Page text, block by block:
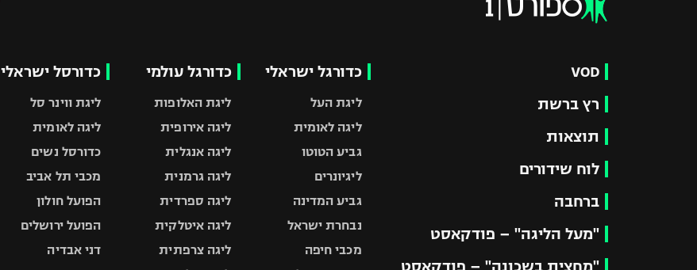
VOD
רץ ברשת
תוצאות
לוח שידורים
ברחבה
"מעל הליגה" – פודקאסט
"מחצית בשכונה" – פודקאסט
כדורגל ישראלי
ליגת העל
ליגה לאומית
גביע הטוטו
ליגיונרים
גביע המדינה
נבחרת ישראל
מכבי חיפה
כדורגל עולמי
ליגת האלופות
ליגה אירופית
ליגה אנגלית
ליגה גרמנית
ליגה ספרדית
ליגה איטלקית
ליגה צרפתית
כדורסל ישראלי
ליגת ווינר סל
ליגה לאומית
כדורסל נשים
מכבי תל אביב
הפועל חולון
הפועל ירושלים
דני אבדיה